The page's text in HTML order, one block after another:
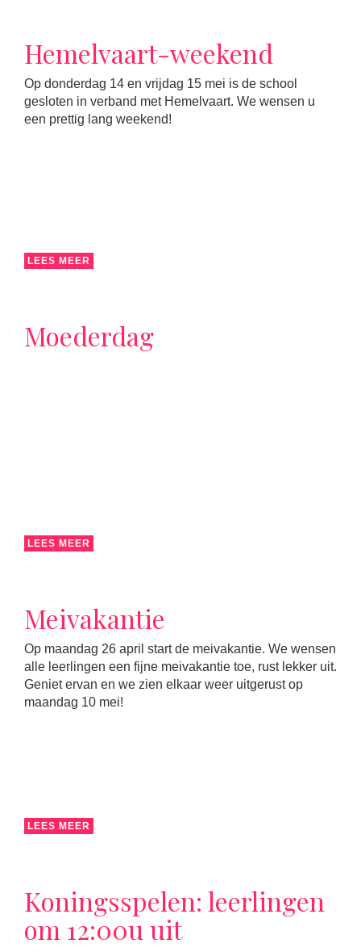
Hemelvaart-weekend
Op donderdag 14 en vrijdag 15 mei is de school
gesloten in verband met Hemelvaart. We wensen u
een prettig lang weekend!
LEES MEER
Moederdag
LEES MEER
Meivakantie
Op maandag 26 april start de meivakantie. We wensen
alle leerlingen een fijne meivakantie toe, rust lekker uit.
Geniet ervan en we zien elkaar weer uitgerust op
maandag 10 mei!
LEES MEER
Koningsspelen: leerlingen
om 12:00u uit